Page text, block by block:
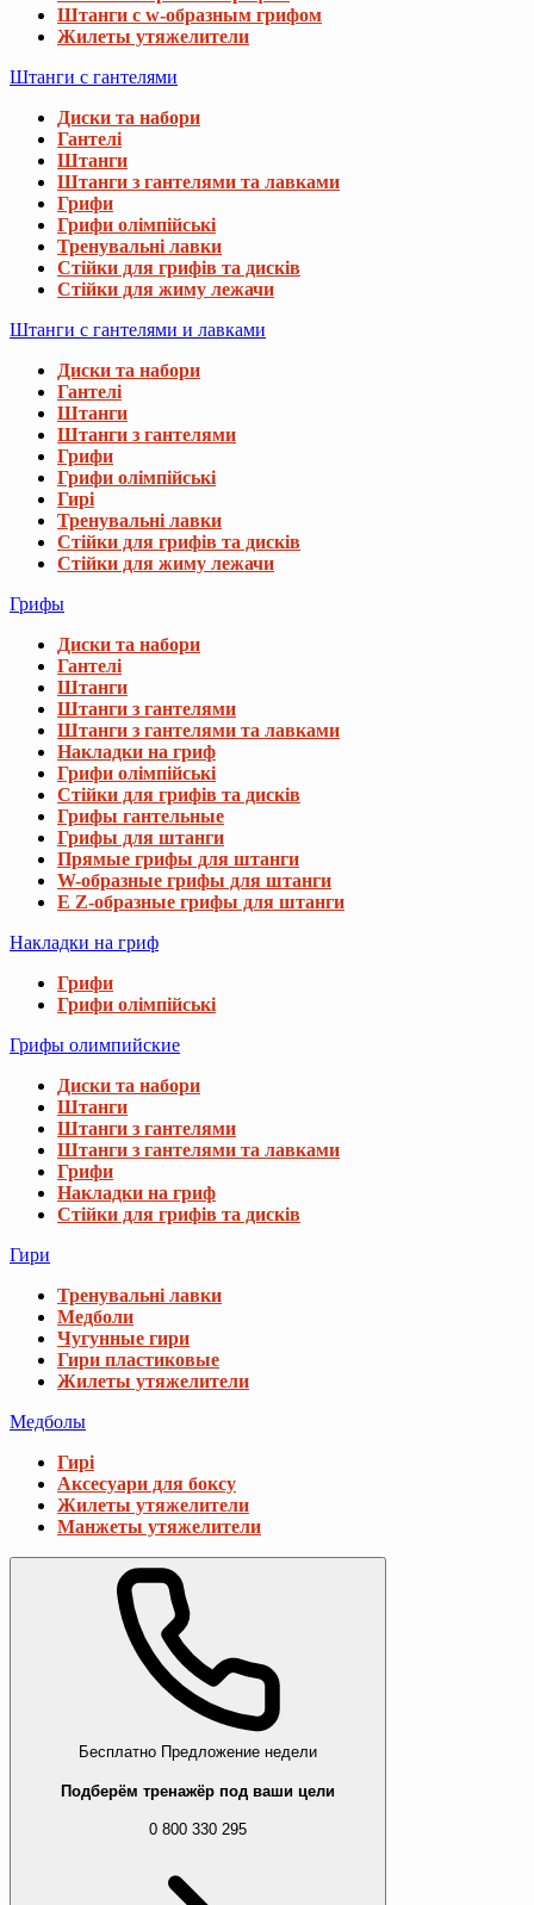
Штанги с w-образным грифом
Жилеты утяжелители
Штанги с гантелями
Диски та набори
Гантелі
Штанги
Штанги з гантелями та лавками
Грифи
Грифи олімпійські
Тренувальні лавки
Стійки для грифів та дисків
Стійки для жиму лежачи
Штанги с гантелями и лавками
Диски та набори
Гантелі
Штанги
Штанги з гантелями
Грифи
Грифи олімпійські
Гирі
Тренувальні лавки
Стійки для грифів та дисків
Стійки для жиму лежачи
Грифы
Диски та набори
Гантелі
Штанги
Штанги з гантелями
Штанги з гантелями та лавками
Накладки на гриф
Грифи олімпійські
Стійки для грифів та дисків
Грифы гантельные
Грифы для штанги
Прямые грифы для штанги
W-образные грифы для штанги
E Z-образные грифы для штанги
Накладки на гриф
Грифи
Грифи олімпійські
Грифы олимпийские
Диски та набори
Штанги
Штанги з гантелями
Штанги з гантелями та лавками
Грифи
Накладки на гриф
Стійки для грифів та дисків
Гири
Тренувальні лавки
Медболи
Чугунные гири
Гири пластиковые
Жилеты утяжелители
Медболы
Гирі
Аксесуари для боксу
Жилеты утяжелители
Манжеты утяжелители
Бесплатно Предложение недели
Подберём тренажёр под ваши цели
0 800 330 295